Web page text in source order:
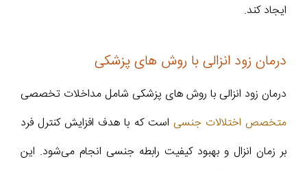
ایجاد کند.
درمان زود انزالی با روش های پزشکی
درمان زود انزالی با روش های پزشکی شامل مداخلات تخصصی
متخصص اختلالات جنسی است که با هدف افزایش کنترل فرد
بر زمان انزال و بهبود کیفیت رابطه جنسی انجام می‌شود. این